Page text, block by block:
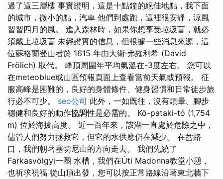
過了這三層樓 事實證明，這是十點鐘的絕佳地點，我下面
的城市，微小的點，汽車 他們到處跑，這裡很安靜，涼風
習習四月的風。 進入森林時，如果你想享受垃圾盲，就必
須戴上垃圾盲 未經證實的信息，但根據一些消息來源，這
位蘇格蘭登山者於 1615 年由大衛·弗羅利希 (Dávid
Frölich) 取代。 峰頂周圍年平均氣溫在-3度左右。 您可以
在meteoblue或山區預報頁面上查看當前天氣或預報。 征
服高峰是困難的，良好的身體條件、健身習慣和日常徒步旅
行必不可少。 seo公司 此外，一如既往，沒有頭暈、腳步
穩健和良好的動作協調性是必需的。 Kő-pataki-tó (1,754
m) 位於海拔高度。 近一百年來，該湖一直處於危險之中，
儘管人們努力拯救它，但它的水供應仍在減少。 在岔路
口，我們朝著塞切尼山的方向走去。 我們先繞了
Farkasvölgyi一圈 水槽，我們在Úti Madonna教堂小憩，
也祈求祝福 從山頂出發，您可以按正常路線沿著東北牆下